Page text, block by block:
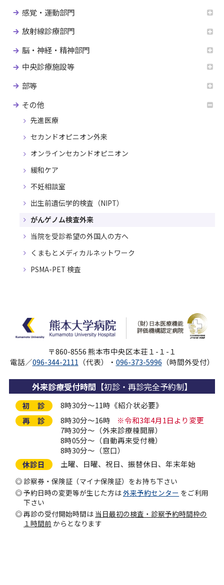
感覚・運動部門
放射線診療部門
脳・神経・精神部門
中央診療施設等
部等
その他
先進医療
セカンドオピニオン外来
オンラインセカンドオピニオン
緩和ケア
不妊相談室
出生前遺伝学的検査（NIPT）
がんゲノム検査外来
当院を受診希望の外国人の方へ
くまもとメディカルネットワーク
PSMA-PET 検査
〒860-8556 熊本市中央区本荘１-１-１
電話／096-344-2111 （代表）・ 096-373-5996 （時間外受付）
外来診療受付時間 【初診・再診完全予約制】
初 診
8時30分～11時《紹介状必要》
再 診
8時30分～16時
※令和3年4月1日より変更
7時30分～（外来診療棟開扉）
8時05分～（自動再来受付機）
8時30分～（窓口）
休診日
土曜、日曜、祝日、振替休日、年末年始
診察券・保険証（マイナ保険証）をお持ち下さい
予約日時の変更等が生じた方は外来予約センター をご利用
下さい
再診の受付開始時間は 当日最初の検査・診察予約時間枠の
１時間前 からとなります